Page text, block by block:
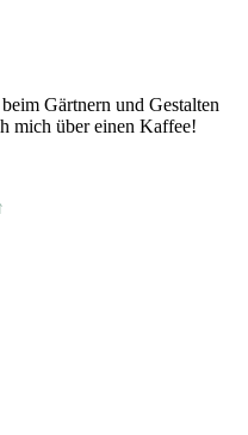
Gärtnern und Gestalten
mich über einen Kaffee!